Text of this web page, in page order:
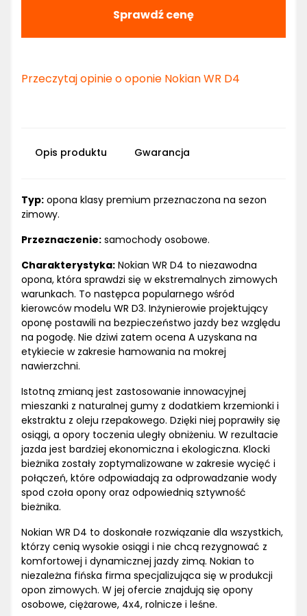
Sprawdź cenę
Przeczytaj opinie o oponie Nokian WR D4
Opis produktu Gwarancja
Typ: opona klasy premium przeznaczona na sezon
zimowy.
Przeznaczenie: samochody osobowe.
Charakterystyka: Nokian WR D4 to niezawodna
opona, która sprawdzi się w ekstremalnych zimowych
warunkach. To następca popularnego wśród
kierowców modelu WR D3. Inżynierowie projektujący
oponę postawili na bezpieczeństwo jazdy bez względu
na pogodę. Nie dziwi zatem ocena A uzyskana na
etykiecie w zakresie hamowania na mokrej
nawierzchni.
Istotną zmianą jest zastosowanie innowacyjnej
mieszanki z naturalnej gumy z dodatkiem krzemionki i
ekstraktu z oleju rzepakowego. Dzięki niej poprawiły się
osiągi, a opory toczenia uległy obniżeniu. W rezultacie
jazda jest bardziej ekonomiczna i ekologiczna. Klocki
bieżnika zostały zoptymalizowane w zakresie wycięć i
połączeń, które odpowiadają za odprowadzanie wody
spod czoła opony oraz odpowiednią sztywność
bieżnika.
Nokian WR D4 to doskonałe rozwiązanie dla wszystkich,
którzy cenią wysokie osiągi i nie chcą rezygnować z
komfortowej i dynamicznej jazdy zimą. Nokian to
niezależna fińska firma specjalizująca się w produkcji
opon zimowych. W jej ofercie znajdują się opony
osobowe, ciężarowe, 4x4, rolnicze i leśne.